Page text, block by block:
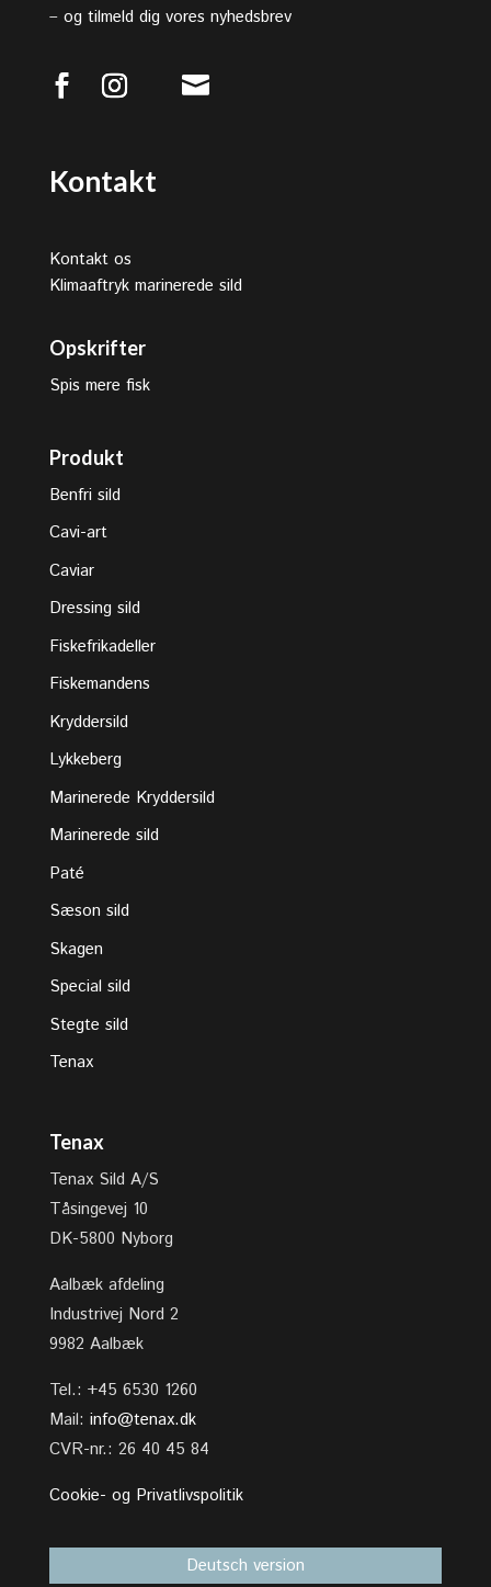
– og tilmeld dig vores nyhedsbrev

Kontakt
Kontakt os
Klimaaftryk marinerede sild
Opskrifter
Spis mere fisk
Produkt
Benfri sild
Cavi-art
Caviar
Dressing sild
Fiskefrikadeller
Fiskemandens
Kryddersild
Lykkeberg
Marinerede Kryddersild
Marinerede sild
Paté
Sæson sild
Skagen
Special sild
Stegte sild
Tenax
Tenax
Tenax Sild A/S
Tåsingevej 10
DK-5800 Nyborg
Aalbæk afdeling
Industrivej Nord 2
9982 Aalbæk
Tel.: +45 6530 1260
Mail: info@tenax.dk
CVR-nr.: 26 40 45 84
Cookie- og Privatlivspolitik
Deutsch version